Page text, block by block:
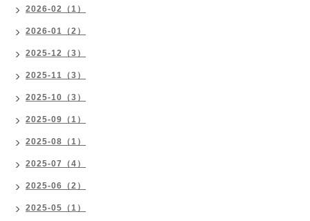
2026-02（1）
2026-01（2）
2025-12（3）
2025-11（3）
2025-10（3）
2025-09（1）
2025-08（1）
2025-07（4）
2025-06（2）
2025-05（1）